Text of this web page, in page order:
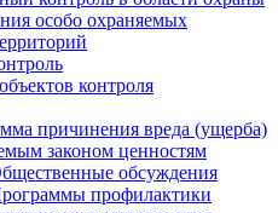
особо охраняемых
контроля
причинения вреда (ущерба)
законом ценностям
обсуждения
профилактики